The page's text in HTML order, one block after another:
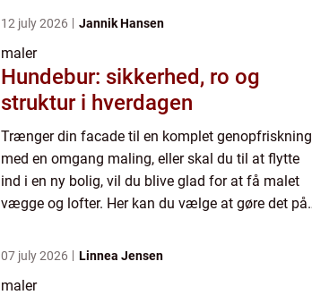
12 july 2026 Jannik Hansen
maler
Hundebur: sikkerhed, ro og
struktur i hverdagen
Trænger din facade til en komplet genopfriskning
med en omgang maling, eller skal du til at flytte
ind i en ny bolig, vil du blive glad for at få malet
vægge og lofter. Her kan du vælge at gøre det på
07 july 2026 Linnea Jensen
maler